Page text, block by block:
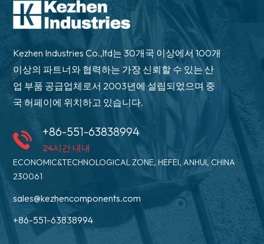
Kezhen Industries Co.,ltd는 30개국 이상에서 100개
이상의 파트너와 협력하는 가장 신뢰할 수 있는 산
업 부품 공급업체로서 2003년에 설립되었으며 중
국 허페이에 위치하고 있습니다.
+86-551-63838994
24시간 내내
ECONOMIC&TECHNOLOGICAL ZONE, HEFEI, ANHUI, CHINA
230061
sales@kezhencomponents.com
+86-551-63838994